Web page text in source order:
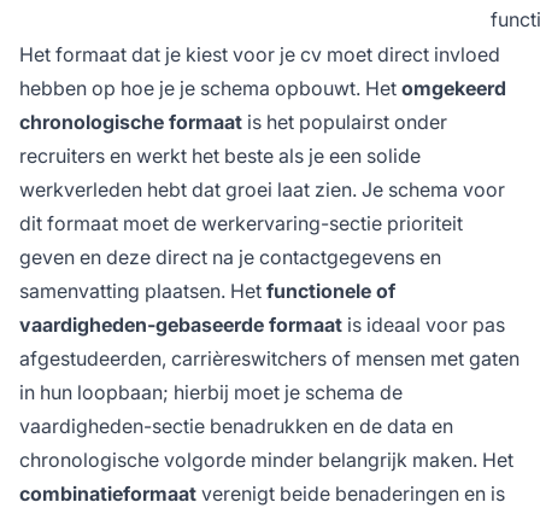
Het formaat dat je kiest voor je cv moet direct invloed
hebben op hoe je je schema opbouwt. Het omgekeerd
chronologische formaat is het populairst onder
recruiters en werkt het beste als je een solide
werkverleden hebt dat groei laat zien. Je schema voor
dit formaat moet de werkervaring-sectie prioriteit
geven en deze direct na je contactgegevens en
samenvatting plaatsen. Het functionele of
vaardigheden-gebaseerde formaat is ideaal voor pas
afgestudeerden, carrièreswitchers of mensen met gaten
in hun loopbaan; hierbij moet je schema de
vaardigheden-sectie benadrukken en de data en
chronologische volgorde minder belangrijk maken. Het
combinatieformaat verenigt beide benaderingen en is